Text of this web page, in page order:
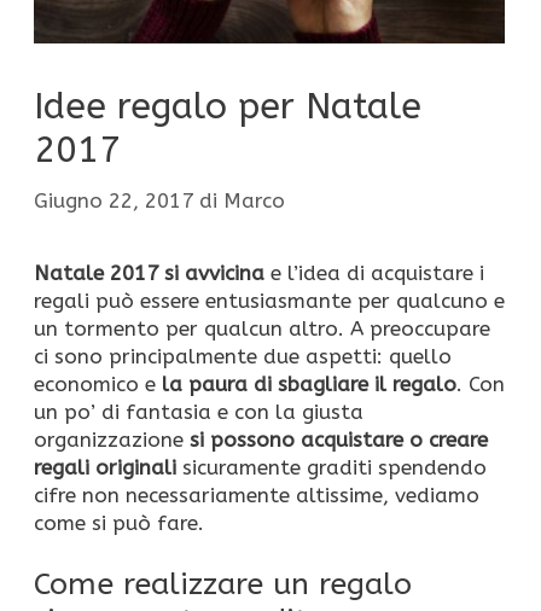
Idee regalo per Natale
2017
Giugno 22, 2017 di Marco
Natale 2017 si avvicina e l’idea di acquistare i
regali può essere entusiasmante per qualcuno e
un tormento per qualcun altro. A preoccupare
ci sono principalmente due aspetti: quello
economico e la paura di sbagliare il regalo. Con
un po’ di fantasia e con la giusta
organizzazione si possono acquistare o creare
regali originali sicuramente graditi spendendo
cifre non necessariamente altissime, vediamo
come si può fare.
Come realizzare un regalo